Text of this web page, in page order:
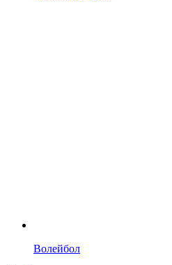
Волейбол